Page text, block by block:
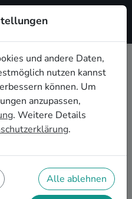
in
für Dein
Unsere Live-Acts
Du professionelle
Vorstellungen und
passen.
und andere Daten,
nutzen kannst
können. Um
anzupassen,
. Weitere Details
.
Alle ablehnen